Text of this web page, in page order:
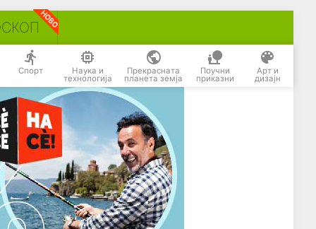
Спорт Наука и
технологија
Прекрасната
планета земја
Поучни
приказни
Арт и
дизајн